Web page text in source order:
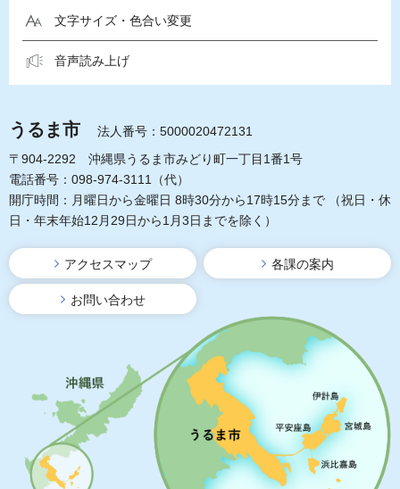
文字サイズ・色合い変更
音声読み上げ
うるま市
法人番号：5000020472131
〒904-2292 沖縄県うるま市みどり町一丁目1番1号
電話番号：098-974-3111（代）
開庁時間：月曜日から金曜日 8時30分から17時15分まで
（祝日・休
日・年末年始12月29日から1月3日までを除く）
アクセスマップ 各課の案内
お問い合わせ